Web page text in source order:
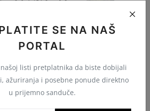
SE NA NAŠ
PORTAL
listi pretplatnika da biste dobijali
ažuriranja i posebne ponude direktno
u prijemno sanduče.